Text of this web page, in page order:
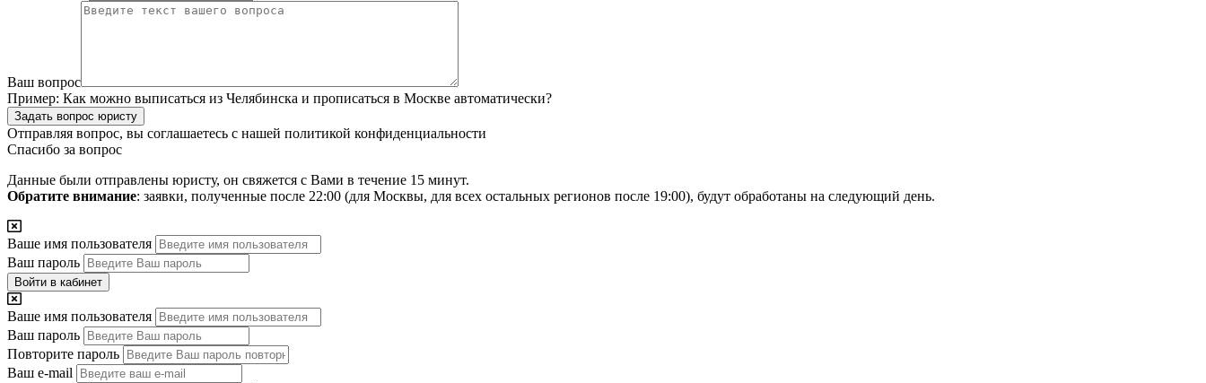
Ваш вопрос
Пример: Как можно выписаться из Челябинска и прописаться в Москве автоматически?
Задать вопрос юристу
Отправляя вопрос, вы соглашаетесь с нашей политикой конфиденциальности
Спасибо за вопрос
Данные были отправлены юристу, он свяжется с Вами в течение 15 минут.
Обратите внимание: заявки, полученные после 22:00 (для Москвы, для всех остальных регионов после 19:00), будут обработаны на следующий день.
Ваше имя пользователя
Ваш пароль
Войти в кабинет
Ваше имя пользователя
Ваш пароль
Повторите пароль
Ваш e-mail